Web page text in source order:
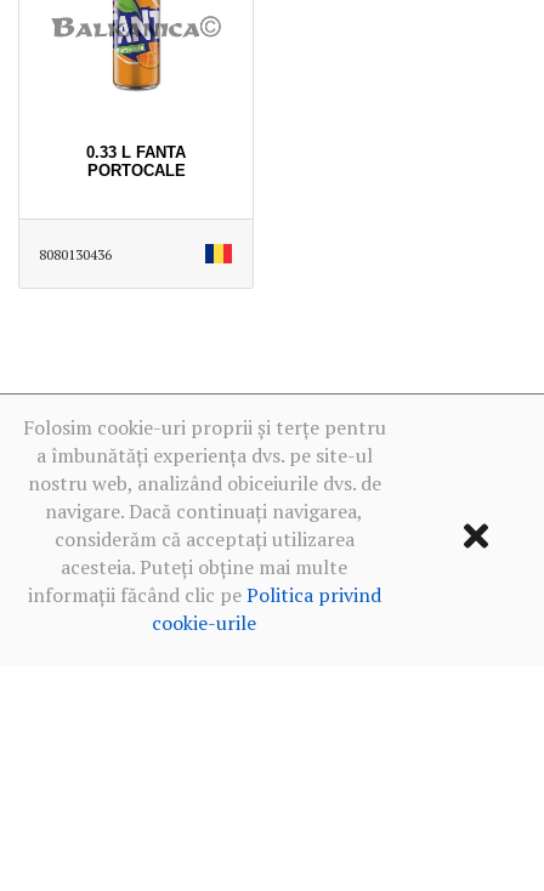
0.33 L FANTA
PORTOCALE
8080130436
Folosim cookie-uri proprii și terțe pentru
a îmbunătăți experiența dvs. pe site-ul
nostru web, analizând obiceiurile dvs. de
navigare. Dacă continuați navigarea,
considerăm că acceptați utilizarea
acesteia. Puteți obține mai multe
informații făcând clic pePolitica privind
cookie-urile